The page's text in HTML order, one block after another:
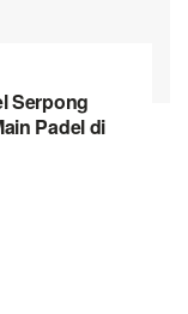
Serpong
Padel di